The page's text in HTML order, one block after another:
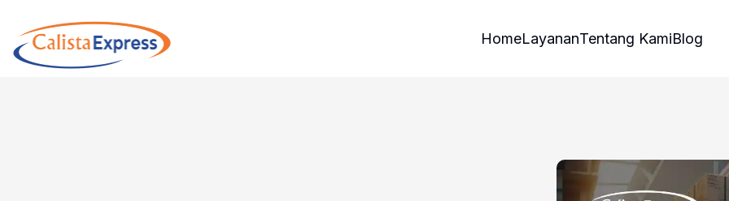
HomeLayananTentang KamiBlog